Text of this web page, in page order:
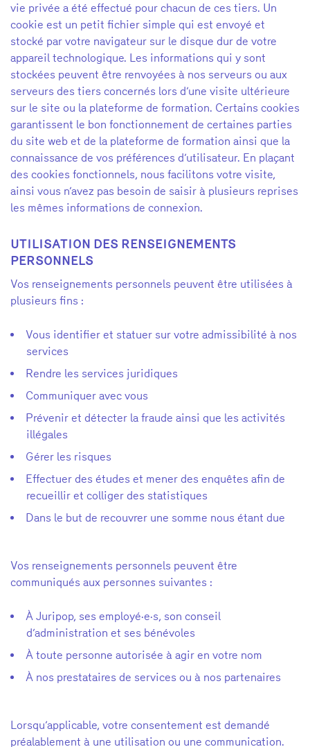
vie privée a été effectué pour chacun de ces tiers. Un
cookie est un petit fichier simple qui est envoyé et
stocké par votre navigateur sur le disque dur de votre
appareil technologique. Les informations qui y sont
stockées peuvent être renvoyées à nos serveurs ou aux
serveurs des tiers concernés lors d’une visite ultérieure
sur le site ou la plateforme de formation. Certains cookies
garantissent le bon fonctionnement de certaines parties
du site web et de la plateforme de formation ainsi que la
connaissance de vos préférences d’utilisateur. En plaçant
des cookies fonctionnels, nous facilitons votre visite,
ainsi vous n’avez pas besoin de saisir à plusieurs reprises
les mêmes informations de connexion.
UTILISATION DES RENSEIGNEMENTS
PERSONNELS
Vos renseignements personnels peuvent être utilisées à
plusieurs fins :
Vous identifier et statuer sur votre admissibilité à nos
services
Rendre les services juridiques
Communiquer avec vous
Prévenir et détecter la fraude ainsi que les activités
illégales
Gérer les risques
Effectuer des études et mener des enquêtes afin de
recueillir et colliger des statistiques
Dans le but de recouvrer une somme nous étant due
Vos renseignements personnels peuvent être
communiqués aux personnes suivantes :
À Juripop, ses employé·e·s, son conseil
d’administration et ses bénévoles
À toute personne autorisée à agir en votre nom
À nos prestataires de services ou à nos partenaires
Lorsqu’applicable, votre consentement est demandé
préalablement à une utilisation ou une communication.